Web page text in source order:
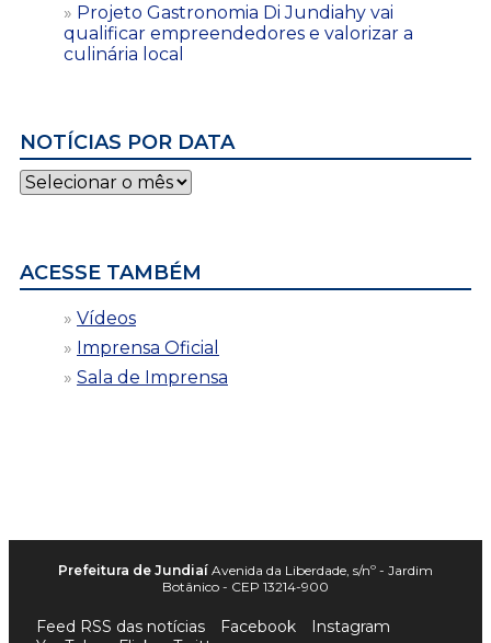
Projeto Gastronomia Di Jundiahy vai
qualificar empreendedores e valorizar a
culinária local
NOTÍCIAS POR DATA
Notícias
por
ACESSE TAMBÉM
Vídeos
Imprensa Oficial
Sala de Imprensa
Prefeitura de Jundiaí Avenida da Liberdade, s/nº - Jardim
Botânico - CEP 13214-900
Feed RSS das notícias Facebook
Instagram